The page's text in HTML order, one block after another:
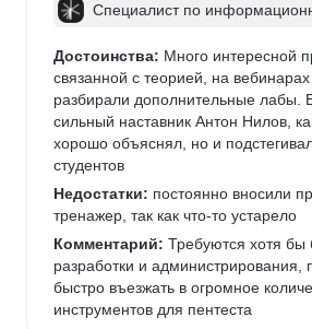
Специалист по
Достоинства: Много интересной
связанной с теорией, на
разбирали дополнительные лабы.
сильный наставник Антон Нилов,
хорошо объяснял, но и
студентов
Недостатки: постоянно вносили
тренажер, так как что-то устарело
Комментарий: Требуются хотя бы
разработки и администрирования,
быстро въезжать в огромное
инструментов для пентеста